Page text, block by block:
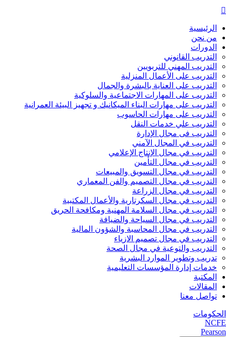
الرئيسية
من نحن
الدورات
التدريب القانوني
التدريب المهني للتربويين
التدريب على الأعمال المنزلية
التدريب على العناية بالبشرة والجمال
التدريب على المهارات الاجتماعية والسلوكية
التدريب على مهارات البناء الميكانيك و تجهيز البيئة العمرانية
التدريب على مهارات الحاسوب
التدريب علي خدمات النقل
التدريب فى مجال الإدارة
التدريب في المجال الآمني
التدريب في مجال الإنتاج الإعلامي
التدريب في مجال التأمين
التدريب في مجال التسويق والمبيعات
التدريب في مجال التصميم والفن المعماري
التدريب في مجال الزراعة
التدريب في مجال السكرتارية والأعمال المكتبية
التدريب في مجال السلامة المهنية ومكافحة الحريق
التدريب في مجال السياحة والضيافة
التدريب في مجال المحاسبة والشؤون المالية
التدريب في مجال تصميم الازياء
التدريب والتوعية في مجال الصحة
تدريب وتطوير الموارد البشرية
خدمات إدارة المؤسسات التعليمية
المكتبة
المقالات
تواصل معنا
الحكومات
NCFE
Pearson